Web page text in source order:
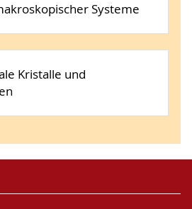
Systeme
Kristalle und